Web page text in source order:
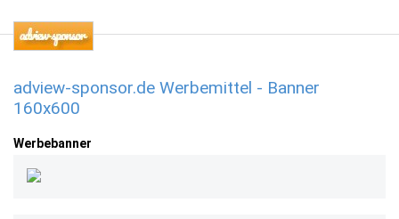
adview-sponsor.de Werbemittel - Banner
160x600
Werbebanner